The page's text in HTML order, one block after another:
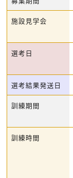
施設見学会
選考日
選考結果発送日
訓練期間
訓練時間